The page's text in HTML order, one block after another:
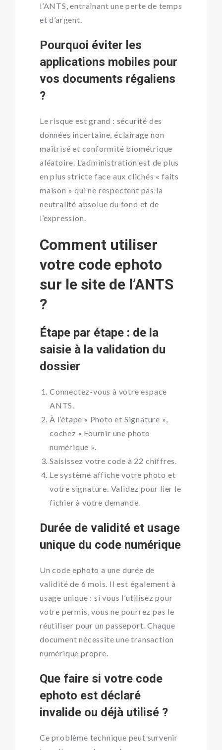
l’ANTS, entraînant une perte de temps
et d’argent.
Pourquoi éviter les
applications mobiles pour
vos documents régaliens
?
Le risque est grand : sécurité des
données incertaine, éclairage non
maîtrisé et conformité biométrique
aléatoire. L’administration est de plus
en plus stricte face aux clichés « faits
maison » qui ne respectent pas la
neutralité absolue du fond et de
l’expression.
Comment utiliser
votre code ephoto
sur le site de l’ANTS
?
Étape par étape : de la
saisie à la validation du
dossier
Connectez-vous à votre espace
ANTS.
À l’étape « Photo et Signature »,
cochez « Fournir une photo
numérique ».
Saisissez votre code à 22 chiffres.
Le système affiche votre photo et
votre signature. Validez pour lier le
fichier à votre demande.
Durée de validité et usage
unique du code numérique
Un code ephoto a une durée de
validité de 6 mois. Il est également à
usage unique : si vous l’utilisez pour
votre permis, vous ne pourrez pas le
réutiliser pour un passeport. Chaque
document nécessite une transaction
numérique propre.
Que faire si votre code
ephoto est déclaré
invalide ou déjà utilisé ?
Ce problème technique peut survenir